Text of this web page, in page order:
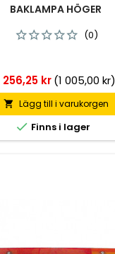
BAKLAMPA HÖGER
(0)
256,25 kr (1 005,00 kr)
 Lägg till i varukorgen
 Finns i lager